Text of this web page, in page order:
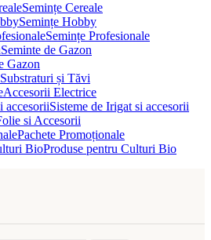
Semințe Cereale
Semințe Hobby
Semințe Profesionale
Seminte de Gazon
Gazon
Substraturi și Tăvi
Accesorii Electrice
Sisteme de Irigat si accesorii
si Accesorii
Pachete Promoționale
Produse pentru Culturi Bio